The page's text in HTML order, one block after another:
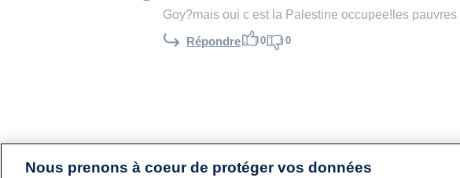
Goy?mais oui c est la Palestine occupee!les
Répondre 0 0
Nous prenons à coeur de protéger vos données